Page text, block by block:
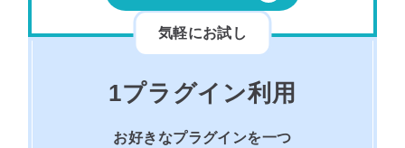
気軽にお試し
1プラグイン利用
お好きなプラグインを一つ